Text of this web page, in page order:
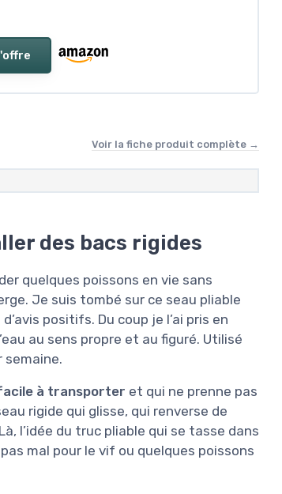
Voir la fiche produit complète →
des bacs rigides
quelques poissons en vie sans
Je suis tombé sur ce seau pliable
positifs. Du coup je l’ai pris en
au sens propre et au figuré. Utilisé
semaine.
à transporter et qui ne prenne pas
rigide qui glisse, qui renverse de
l’idée du truc pliable qui se tasse dans
mal pour le vif ou quelques poissons